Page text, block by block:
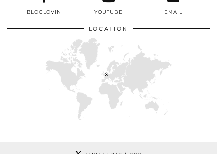
BLOGLOVIN YOUTUBE EMAIL
LOCATION